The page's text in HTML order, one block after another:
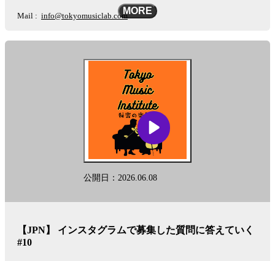
Mail : info@tokyomusiclab.com
for privacy information.
MORE
公開日：2026.06.08
【JPN】 インスタグラムで募集した質問に答えていく
#10